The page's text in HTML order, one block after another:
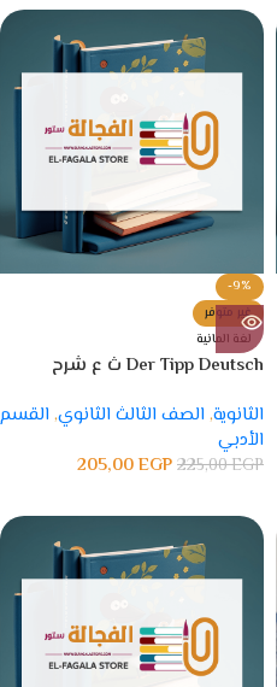
-9%
غير متوفر
لغة المانية
Der Tipp Deutsch ث ع شرح
الثانوية, الصف الثالث الثانوي, القسم
الأدبي
225,00EGP
205,00EGP